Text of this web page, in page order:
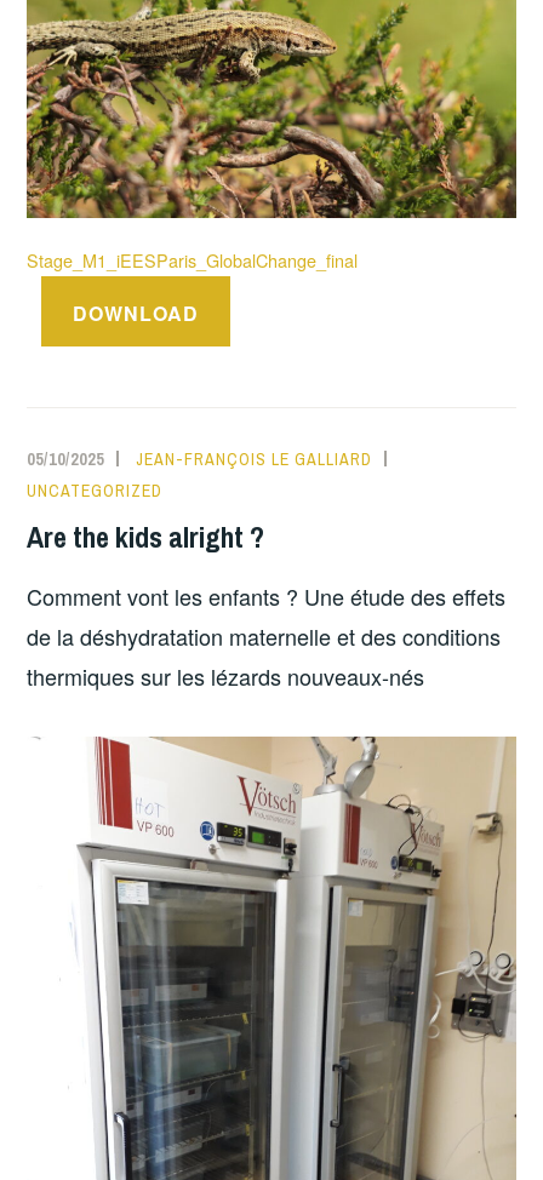
Stage_M1_iEESParis_GlobalChange_final
DOWNLOAD
05/10/2025
JEAN-FRANÇOIS LE GALLIARD
UNCATEGORIZED
Are the kids alright ?
Comment vont les enfants ? Une étude des effets
de la déshydratation maternelle et des conditions
thermiques sur les lézards nouveaux-nés